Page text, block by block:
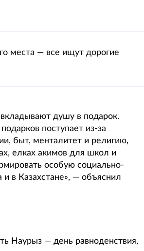
места — все ищут дорогие
душу в подарок.
поступает из-за
быт, менталитет и религию,
елках акимов для школ и
особую социально-
в Казахстане», — объяснил
Наурыз — день равноденствия,